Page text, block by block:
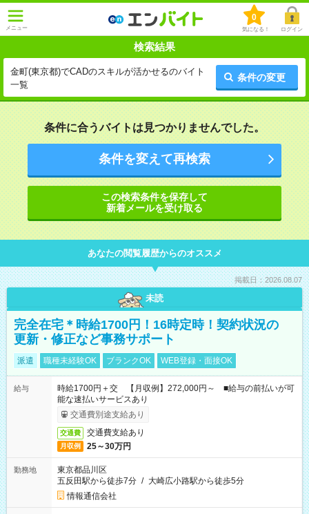
メニュー
0
気になる！ ログイン
検索結果
金町(東京都)でCADのスキルが活かせるのバイト
一覧
条件の変更
条件に合うバイトは見つかりませんでした。
条件を変えて再検索
この検索条件を保存して
新着メールを受け取る
あなたの閲覧履歴からのオススメ
掲載日：2026.08.07
未読
完全在宅＊時給1700円！16時定時！契約状況の
更新・修正など事務サポート
派遣 職種未経験OK ブランクOK WEB登録・面接OK
給与
時給1700円＋交 【月収例】272,000円～ ■給与の前払いが可
能な速払いサービスあり
交通費別途支給あり
交通費 交通費支給あり
月収例 25～30万円
勤務地
東京都品川区
五反田駅から徒歩7分 / 大崎広小路駅から徒歩5分
情報通信会社